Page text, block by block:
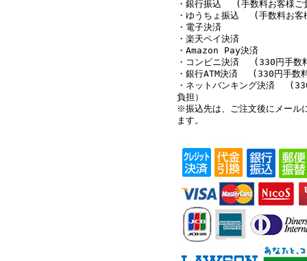
・銀行振込 (手数料お客様ご
・ゆうちょ振込 (手数料お客
・電子決済
・楽天ペイ決済
・Amazon Pay決済
・コンビニ決済 (330円手数
・銀行ATM決済 (330円手数
・ネットバンキング決済
負担）
※振込先は、ご注文後にメール
ます。